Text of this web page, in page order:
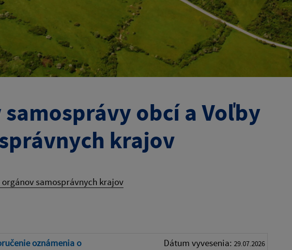
obcí a Voľby
krajov
samosprávnych krajov
oznámenia o
Dátum vyvesenia: 29.07.2026